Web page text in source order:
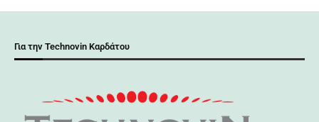
Για την Technovin Καρδάτου